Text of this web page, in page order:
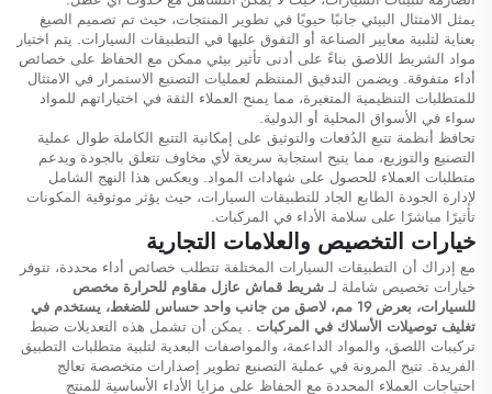
يمثل الامتثال البيئي جانبًا حيويًا في تطوير المنتجات، حيث تم تصميم الصيغ
بعناية لتلبية معايير الصناعة أو التفوق عليها في التطبيقات السيارات. يتم اختيار
مواد الشريط اللاصق بناءً على أدنى تأثير بيئي ممكن مع الحفاظ على خصائص
أداء متفوقة. ويضمن التدقيق المنتظم لعمليات التصنيع الاستمرار في الامتثال
للمتطلبات التنظيمية المتغيرة، مما يمنح العملاء الثقة في اختياراتهم للمواد
سواء في الأسواق المحلية أو الدولية.
تحافظ أنظمة تتبع الدُفعات والتوثيق على إمكانية التتبع الكاملة طوال عملية
التصنيع والتوزيع، مما يتيح استجابة سريعة لأي مخاوف تتعلق بالجودة ويدعم
متطلبات العملاء للحصول على شهادات المواد. ويعكس هذا النهج الشامل
لإدارة الجودة الطابع الجاد للتطبيقات السيارات، حيث يؤثر موثوقية المكونات
تأثيرًا مباشرًا على سلامة الأداء في المركبات.
خيارات التخصيص والعلامات التجارية
مع إدراك أن التطبيقات السيارات المختلفة تتطلب خصائص أداء محددة، تتوفر
خيارات تخصيص شاملة لـ شريط قماش عازل مقاوم للحرارة مخصص
للسيارات، بعرض 19 مم، لاصق من جانب واحد حساس للضغط، يستخدم في
تغليف توصيلات الأسلاك في المركبات . يمكن أن تشمل هذه التعديلات ضبط
تركيبات اللصق، والمواد الداعمة، والمواصفات البعدية لتلبية متطلبات التطبيق
الفريدة. تتيح المرونة في عملية التصنيع تطوير إصدارات متخصصة تعالج
احتياجات العملاء المحددة مع الحفاظ على مزايا الأداء الأساسية للمنتج